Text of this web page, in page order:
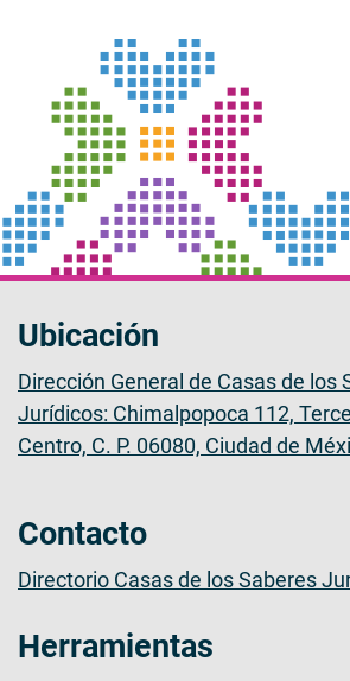
Ubicación
Dirección General de Casas de los
Jurídicos: Chimalpopoca 112,
Centro, C. P. 06080, Ciudad de
Contacto
Directorio Casas de los Saberes
Herramientas